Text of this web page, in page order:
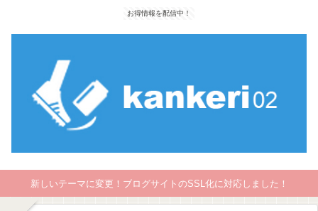
お得情報を配信中！
新しいテーマに変更！ブログサイトのSSL化に対応しました！